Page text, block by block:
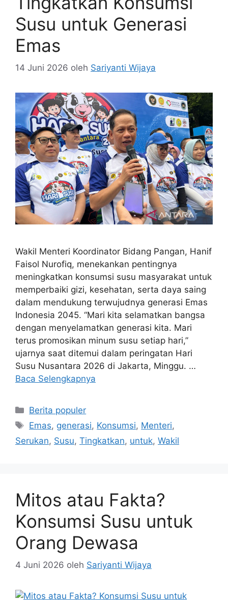
Susu untuk Generasi
Emas
14 Juni 2026 oleh Sariyanti Wijaya
Wakil Menteri Koordinator Bidang Pangan, Hanif
Faisol Nurofiq, menekankan pentingnya
meningkatkan konsumsi susu masyarakat untuk
memperbaiki gizi, kesehatan, serta daya saing
dalam mendukung terwujudnya generasi Emas
Indonesia 2045. “Mari kita selamatkan bangsa
dengan menyelamatkan generasi kita. Mari
terus promosikan minum susu setiap hari,”
ujarnya saat ditemui dalam peringatan Hari
Susu Nusantara 2026 di Jakarta, Minggu. …
Baca Selengkapnya
Kategori
Berita populer
Tag
Emas, generasi, Konsumsi, Menteri,
Serukan, Susu, Tingkatkan, untuk, Wakil
Mitos atau Fakta?
Konsumsi Susu untuk
Orang Dewasa
4 Juni 2026 oleh Sariyanti Wijaya